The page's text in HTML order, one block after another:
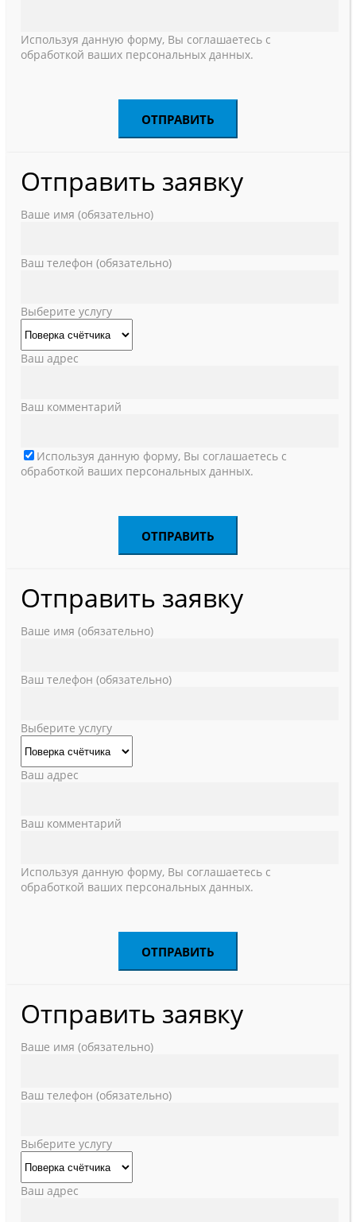
Используя данную форму, Вы соглашаетесь с
обработкой ваших персональных данных.
Отправить заявку
Ваше имя (обязательно)
Ваш телефон (обязательно)
Выберите услугу
Ваш адрес
Ваш комментарий
Используя данную форму, Вы соглашаетесь с
обработкой ваших персональных данных.
Отправить заявку
Ваше имя (обязательно)
Ваш телефон (обязательно)
Выберите услугу
Ваш адрес
Ваш комментарий
Используя данную форму, Вы соглашаетесь с
обработкой ваших персональных данных.
Отправить заявку
Ваше имя (обязательно)
Ваш телефон (обязательно)
Выберите услугу
Ваш адрес